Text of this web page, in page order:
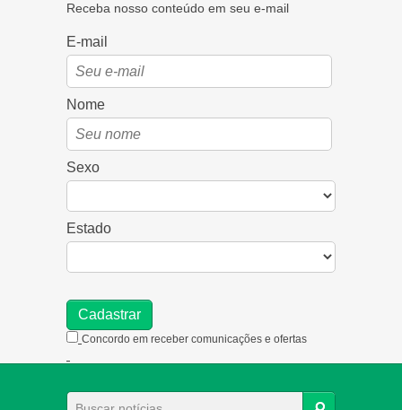
Receba nosso conteúdo em seu e-mail
E-mail
Nome
Sexo
Estado
Concordo em receber comunicações e ofertas